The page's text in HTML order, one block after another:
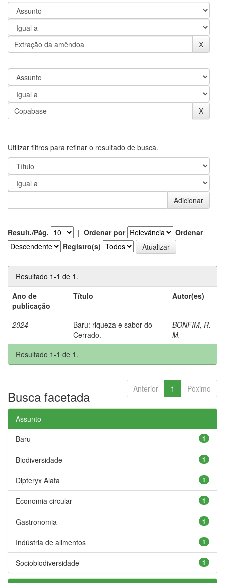
Utilizar filtros para refinar o resultado de busca.
Result./Pág. | Ordenar por
Ordenar
Registro(s)
Resultado 1-1 de 1.
Ano de
publicação
Título Autor(es)
2024
Baru: riqueza e sabor do
Cerrado.
BONFIM, R.
M.
Resultado 1-1 de 1.
Anterior 1 Póximo
Busca facetada
Assunto
1
Baru
1
Biodiversidade
1
Dipteryx Alata
1
Economia circular
1
Gastronomia
1
Indústria de alimentos
1
Sociobiodiversidade